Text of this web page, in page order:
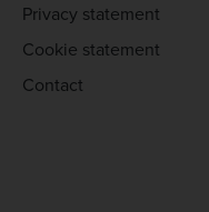
Privacy statement
Cookie statement
Contact